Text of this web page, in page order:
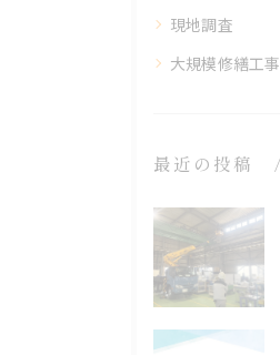
現地調査
大規模修繕工事
最近の投稿